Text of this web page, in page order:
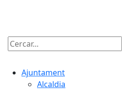
Cercar:
Ajuntament
Alcaldia